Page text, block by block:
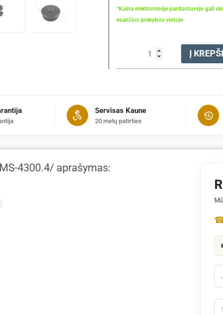
*Kaina elektroninėje parduotuvėje gali
esančios prekybos vietoje
kiekis:
Galvutė
Į
Servisas Kaune
20 metų patirties
4300.4/ aprašymas: